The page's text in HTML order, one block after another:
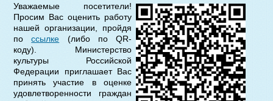
Уважаемые посетители!
Просим Вас оценить работу
нашей организации, пройдя
поссылке (либо по QR-
коду). Министерство
культуры Российской
Федерации приглашает Вас
принять участие в оценке
удовлетворенности граждан